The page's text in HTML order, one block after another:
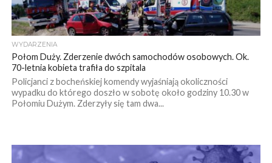
WYDARZENIA
Połom Duży. Zderzenie dwóch samochodów osobowych. Ok.
70-letnia kobieta trafiła do szpitala
Policjanci z bocheńskiej komendy wyjaśniają okoliczności
wypadku do którego doszło w sobotę około godziny 10.30 w
Połomiu Dużym. Zderzyły się tam dwa...